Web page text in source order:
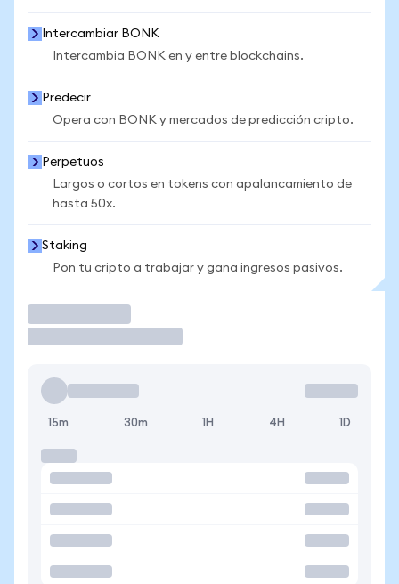
Intercambiar BONK
Intercambia BONK en y entre blockchains.
Predecir
Opera con BONK y mercados de predicción cripto.
Perpetuos
Largos o cortos en tokens con apalancamiento de
hasta 50x.
Staking
Pon tu cripto a trabajar y gana ingresos pasivos.
15m 30m 1H 4H 1D